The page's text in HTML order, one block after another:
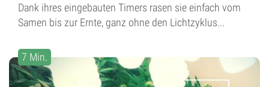
Dank ihres eingebauten Timers rasen sie einfach vom
Samen bis zur Ernte, ganz ohne den Lichtzyklus...
7 Min.